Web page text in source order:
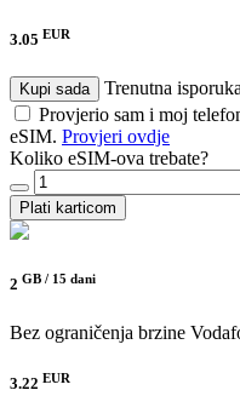
3.05 EUR
Kupi sada
Trenutna
Provjerio sam i moj
eSIM. Provjeri ovdje
Koliko eSIM-ova trebate?
Plati karticom
2 GB / 15 dani
Bez ograničenja brzine
3.22 EUR